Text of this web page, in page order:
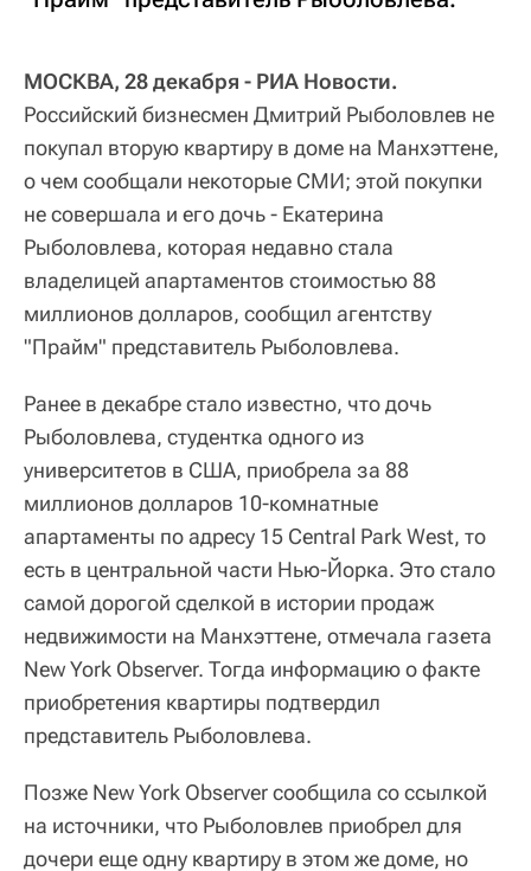
МОСКВА, 28 декабря - РИА Новости.
Российский бизнесмен Дмитрий Рыболовлев не
покупал вторую квартиру в доме на Манхэттене,
о чем сообщали некоторые СМИ; этой покупки
не совершала и его дочь - Екатерина
Рыболовлева, которая недавно стала
владелицей апартаментов стоимостью 88
миллионов долларов, сообщил агентству
"Прайм" представитель Рыболовлева.
Ранее в декабре стало известно, что дочь
Рыболовлева, студентка одного из
университетов в США, приобрела за 88
миллионов долларов 10-комнатные
апартаменты по адресу 15 Central Park West, то
есть в центральной части Нью-Йорка. Это стало
самой дорогой сделкой в истории продаж
недвижимости на Манхэттене, отмечала газета
New York Observer. Тогда информацию о факте
приобретения квартиры подтвердил
представитель Рыболовлева.
Позже New York Observer сообщила со ссылкой
на источники, что Рыболовлев приобрел для
дочери еще одну квартиру в этом же доме, но